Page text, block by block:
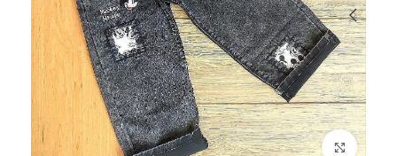
Click to enlarge